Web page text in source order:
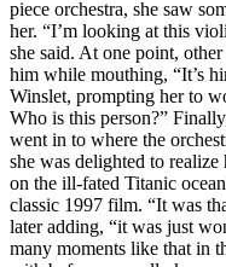
piece orchestra, she saw
her. “I’m looking at this
she said. At one point,
him while mouthing, “It’s
Winslet, prompting her to
Who is this person?”
went in to where the
she was delighted to
on the ill-fated Titanic
classic 1997 film. “It was
later adding, “it was just
many moments like that in